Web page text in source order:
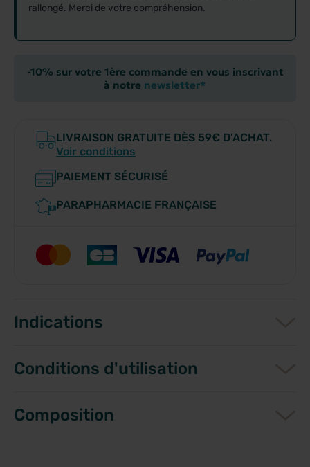
rallongé. Merci de votre compréhension.
-10% sur votre 1ère commande en vous inscrivant
à notre newsletter*
LIVRAISON GRATUITE DÈS 59€ D’ACHAT.
Voir conditions
PAIEMENT SÉCURISÉ
PARAPHARMACIE FRANÇAISE
Indications
Conditions d'utilisation
Composition